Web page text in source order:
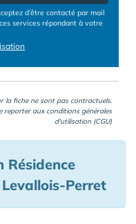
d’être contacté par mail
services répondant à votre
la fiche ne sont pas contractuels.
reporter aux conditions générales
d'utilisation (CGU)
Résidence
Perret